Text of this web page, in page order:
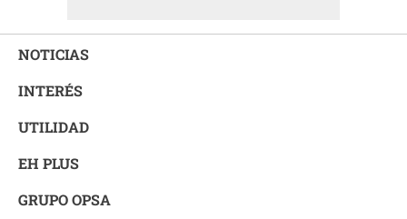
NOTICIAS
INTERÉS
UTILIDAD
EH PLUS
GRUPO OPSA